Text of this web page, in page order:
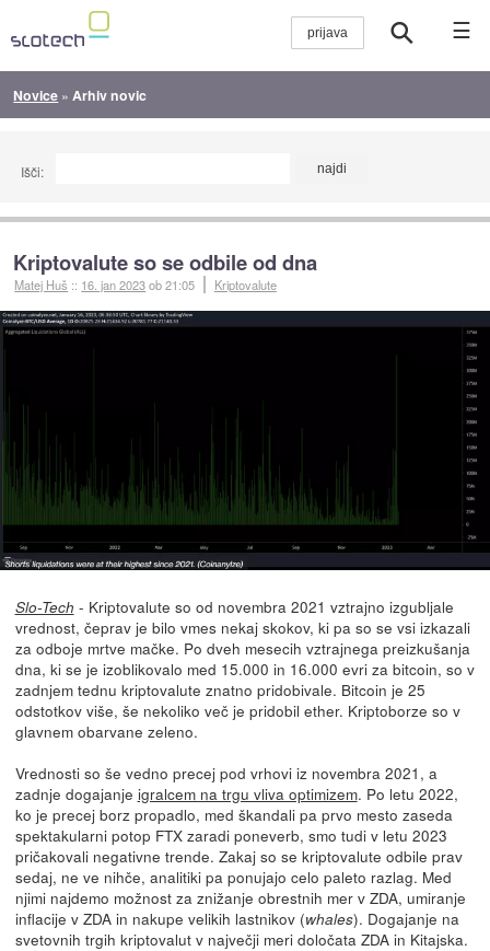
☰
Novice » Arhiv novic
Išči:
Kriptovalute so se odbile od dna
Matej Huš :: 16. jan 2023ob 21:05 Kriptovalute
Slo-Tech - Kriptovalute so od novembra 2021 vztrajno izgubljale
vrednost, čeprav je bilo vmes nekaj skokov, ki pa so se vsi izkazali
za odboje mrtve mačke. Po dveh mesecih vztrajnega preizkušanja
dna, ki se je izoblikovalo med 15.000 in 16.000 evri za bitcoin, so v
zadnjem tednu kriptovalute znatno pridobivale. Bitcoin je 25
odstotkov više, še nekoliko več je pridobil ether. Kriptoborze so v
glavnem obarvane zeleno.
Vrednosti so še vedno precej pod vrhovi iz novembra 2021, a
zadnje dogajanje igralcem na trgu vliva optimizem. Po letu 2022,
ko je precej borz propadlo, med škandali pa prvo mesto zaseda
spektakularni potop FTX zaradi poneverb, smo tudi v letu 2023
pričakovali negativne trende. Zakaj so se kriptovalute odbile prav
sedaj, ne ve nihče, analitiki pa ponujajo celo paleto razlag. Med
njimi najdemo možnost za znižanje obrestnih mer v ZDA, umiranje
inflacije v ZDA in nakupe velikih lastnikov (whales). Dogajanje na
svetovnih trgih kriptovalut v največji meri določata ZDA in Kitajska.